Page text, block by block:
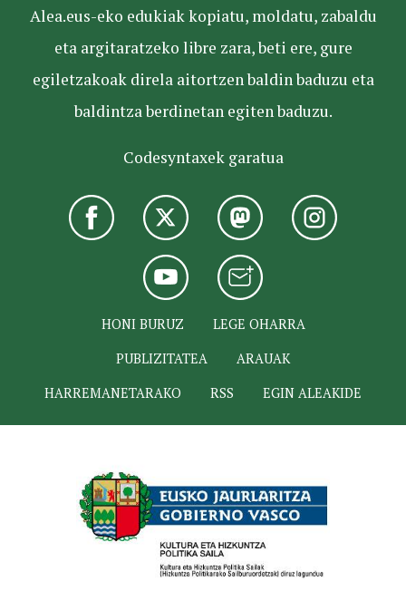
Alea.eus-eko edukiak kopiatu, moldatu, zabaldu
eta argitaratzeko libre zara, beti ere, gure
egiletzakoak direla aitortzen baldin baduzu eta
baldintza berdinetan egiten baduzu.
Codesyntaxek garatua
HONI BURUZ
LEGE OHARRA
PUBLIZITATEA
ARAUAK
HARREMANETARAKO
RSS EGIN ALEAKIDE